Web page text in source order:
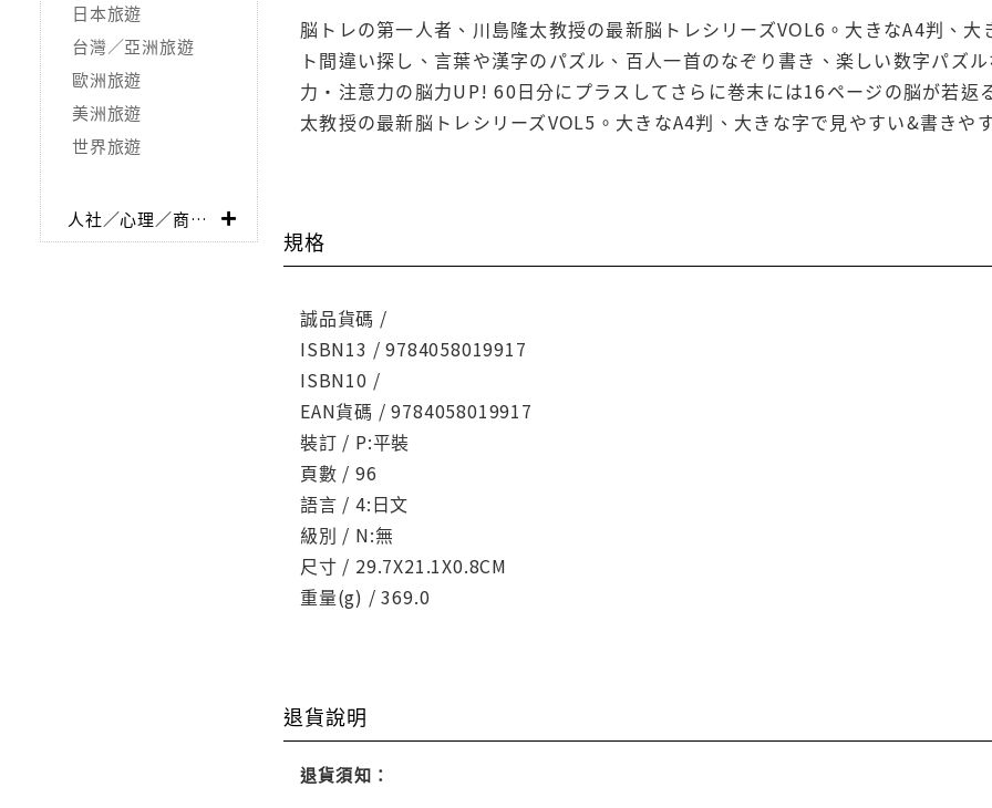
日本旅遊
台灣／亞洲旅遊
歐洲旅遊
美洲旅遊
世界旅遊
人社／心理／商業／其他
脳トレの第一人者、川島隆太教授の最新脳トレシリーズVОL6。大きなA4判、
ト間違い探し、言葉や漢字のパズル、百人一首のなぞり書き、楽しい数字パズ
力・注意力の脳力UP! 60日分にプラスしてさらに巻末には16ページの脳が若
太教授の最新脳トレシリーズVОL5。大きなA4判、大きな字で見やすい&書きや
規格
誠品貨碼 /
ISBN13 / 9784058019917
ISBN10 /
EAN貨碼 / 9784058019917
裝訂 / P:平裝
頁數 / 96
語言 / 4:日文
級別 / N:無
尺寸 / 29.7X21.1X0.8CM
重量(g) / 369.0
退貨說明
退貨須知：